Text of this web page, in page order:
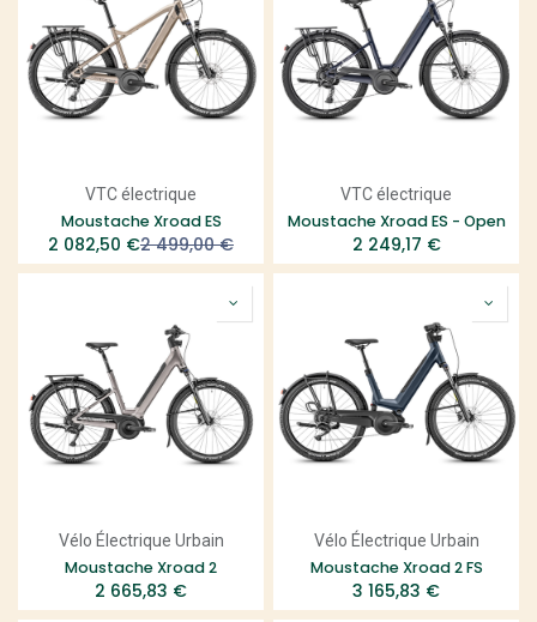
VTC électrique
Moustache Xroad ES
2 082,50 €2 499,00€
VTC électrique
Moustache Xroad ES - Open
2 249,17 €
Vélo Électrique Urbain
Moustache Xroad 2
2 665,83 €
Vélo Électrique Urbain
Moustache Xroad 2 FS
3 165,83 €